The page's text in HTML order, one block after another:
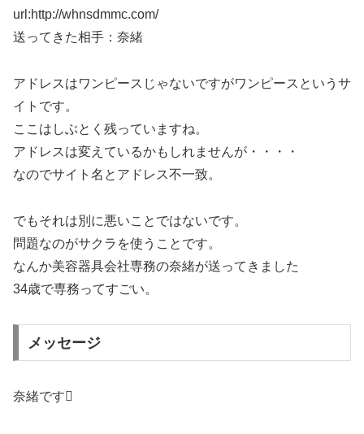
url:http://whnsdmmc.com/
送ってきた相手：奈緒
アドレスはワンピースじゃないですがワンピースというサ
イトです。
ここはしぶとく残っていますね。
アドレスは変えているかもしれませんが・・・・
なのでサイト名とアドレス不一致。
でもそれは別に悪いことではないです。
問題なのがサクラを使うことです。
なんか美容器具会社専務の奈緒が送ってきました
34歳で専務ってすごい。
メッセージ
奈緒です